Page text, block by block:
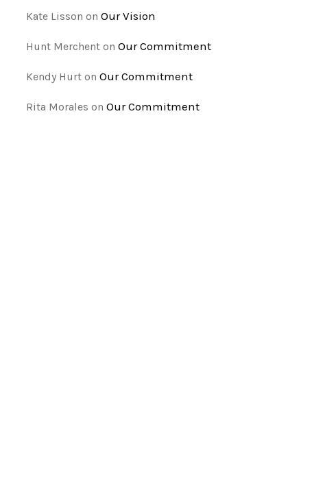
Kate Lisson on Our Vision
Hunt Merchent on Our Commitment
Kendy Hurt on Our Commitment
Rita Morales on Our Commitment